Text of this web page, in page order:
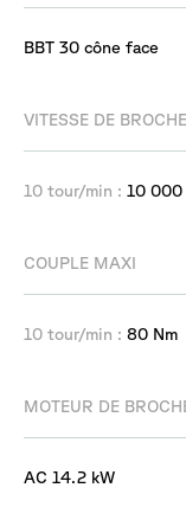
BBT 30 cône face
VITESSE DE BROCHE
10 tour/min : 10 000
COUPLE MAXI
10 tour/min : 80 Nm
MOTEUR DE
AC 14.2 kW